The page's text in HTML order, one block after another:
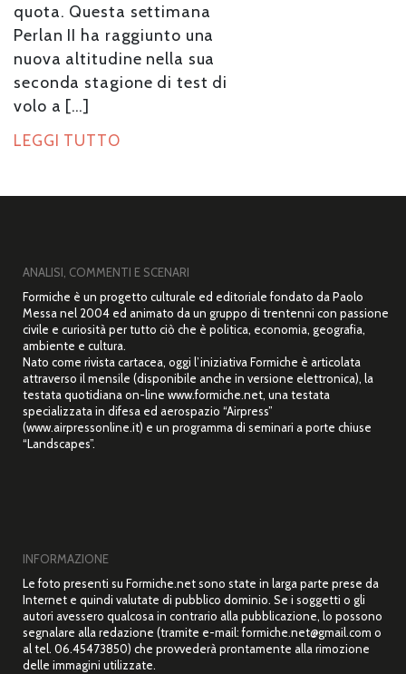
quota. Questa settimana
Perlan II ha raggiunto una
nuova altitudine nella sua
seconda stagione di test di
volo a […]
LEGGI TUTTO
ANALISI, COMMENTI E SCENARI
Formiche è un progetto culturale ed editoriale fondato da Paolo
Messa nel 2004 ed animato da un gruppo di trentenni con passione
civile e curiosità per tutto ciò che è politica, economia, geografia,
ambiente e cultura.
Nato come rivista cartacea, oggi l’iniziativa Formiche è articolata
attraverso il mensile (disponibile anche in versione elettronica), la
testata quotidiana on-line www.formiche.net, una testata
specializzata in difesa ed aerospazio “Airpress”
(www.airpressonline.it) e un programma di seminari a porte chiuse
“Landscapes”.
INFORMAZIONE
Le foto presenti su Formiche.net sono state in larga parte prese da
Internet e quindi valutate di pubblico dominio. Se i soggetti o gli
autori avessero qualcosa in contrario alla pubblicazione, lo possono
segnalare alla redazione (tramite e-mail: formiche.net@gmail.com o
al tel. 06.45473850) che provvederà prontamente alla rimozione
delle immagini utilizzate.